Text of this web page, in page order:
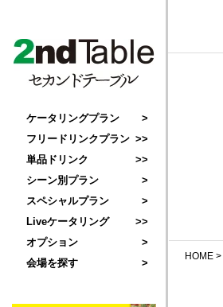
ケータリングプラン
フリードリンクプラン
単品ドリンク
シーン別プラン
スペシャルプラン
Liveケータリング
オプション
会場を探す
HOME >